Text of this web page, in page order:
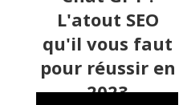
L'atout SEO
qu'il vous faut
pour réussir en
2023